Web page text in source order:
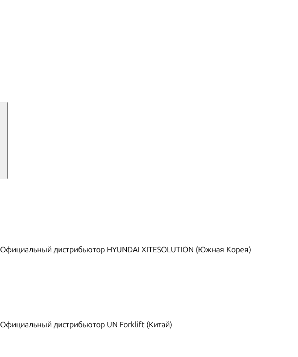
Официальный дистрибьютор HYUNDAI XITESOLUTION (Южная Корея)
Официальный дистрибьютор UN Forklift (Китай)